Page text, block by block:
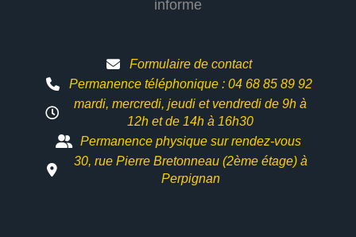
informe
Formulaire de contact
Permanence téléphonique : 04 68 85 89 92
mardi, mercredi, jeudi et vendredi de 9h à
12h etde 14h à 16h30
Permanence physique sur rendez-vous
30, rue Pierre Bretonneau (2ème étage) à
Perpignan